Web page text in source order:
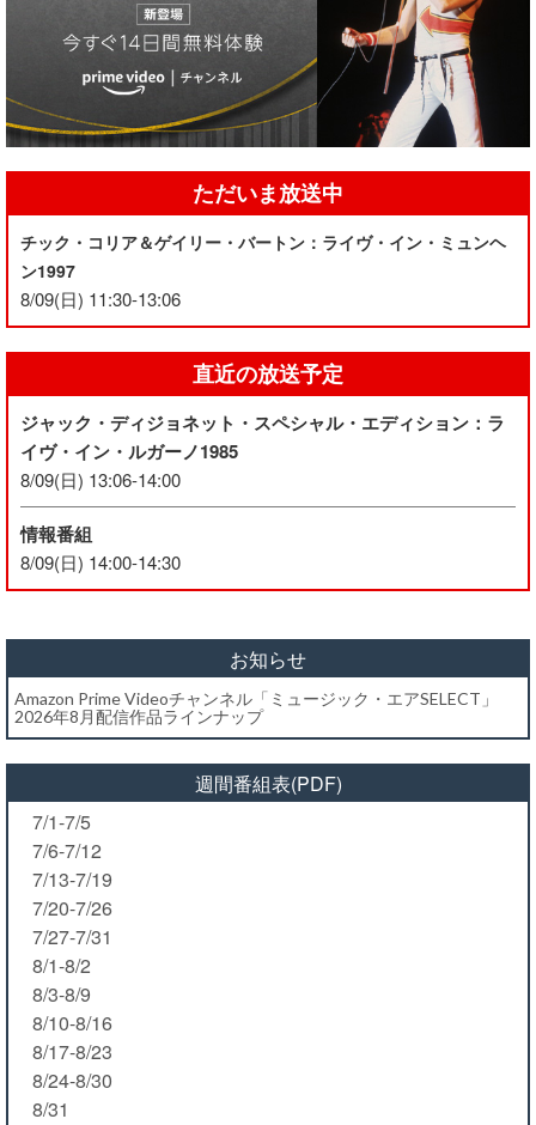
ただいま放送中
チック・コリア＆ゲイリー・バートン：ライヴ・イン・ミュンヘ
ン1997
8/09(日) 11:30-13:06
直近の放送予定
ジャック・ディジョネット・スペシャル・エディション：ラ
イヴ・イン・ルガーノ1985
8/09(日) 13:06-14:00
情報番組
8/09(日) 14:00-14:30
お知らせ
Amazon Prime Videoチャンネル「ミュージック・エアSELECT」
2026年8月配信作品ラインナップ
週間番組表(PDF)
7/1-7/5
7/6-7/12
7/13-7/19
7/20-7/26
7/27-7/31
8/1-8/2
8/3-8/9
8/10-8/16
8/17-8/23
8/24-8/30
8/31